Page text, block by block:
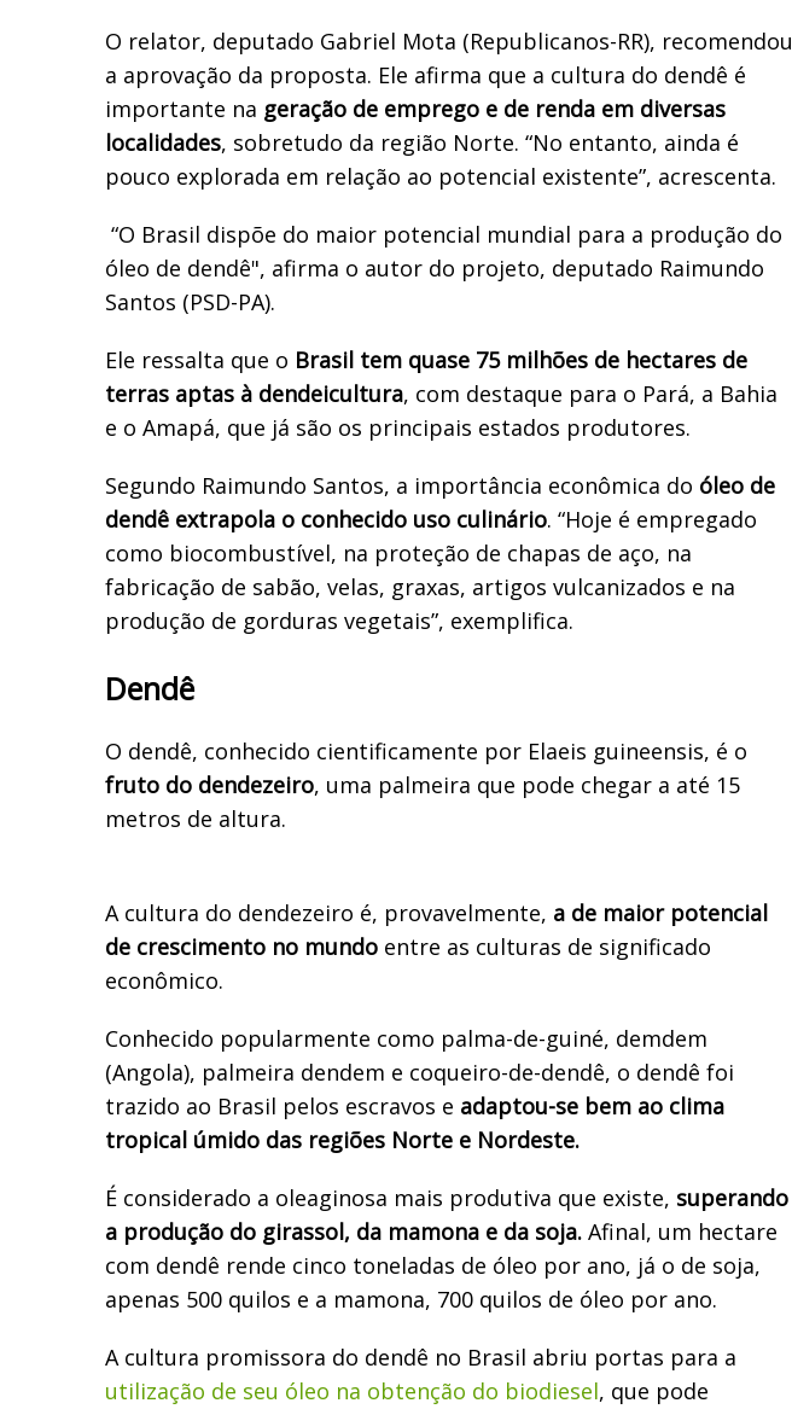
O relator, deputado Gabriel Mota (Republicanos-RR), recomendou
a aprovação da proposta. Ele afirma que a cultura do dendê é
importante na geração de emprego e de renda em diversas
localidades, sobretudo da região Norte. “No entanto, ainda é
pouco explorada em relação ao potencial existente”, acrescenta.
“O Brasil dispõe do maior potencial mundial para a produção do
óleo de dendê", afirma o autor do projeto, deputado Raimundo
Santos (PSD-PA).
Ele ressalta que o Brasil tem quase 75 milhões de hectares de
terras aptas à dendeicultura, com destaque para o Pará, a Bahia
e o Amapá, que já são os principais estados produtores.
Segundo Raimundo Santos, a importância econômica do óleo de
dendê extrapola o conhecido uso culinário. “Hoje é empregado
como biocombustível, na proteção de chapas de aço, na
fabricação de sabão, velas, graxas, artigos vulcanizados e na
produção de gorduras vegetais”, exemplifica.
Dendê
O dendê, conhecido cientificamente por Elaeis guineensis, é o
fruto do dendezeiro, uma palmeira que pode chegar a até 15
metros de altura.
A cultura do dendezeiro é, provavelmente, a de maior potencial
de crescimento no mundo entre as culturas de significado
econômico.
Conhecido popularmente como palma-de-guiné, demdem
(Angola), palmeira dendem e coqueiro-de-dendê, o dendê foi
trazido ao Brasil pelos escravos e adaptou-se bem ao clima
tropical úmido das regiões Norte e Nordeste.
É considerado a oleaginosa mais produtiva que existe, superando
a produção do girassol, da mamona e da soja. Afinal, um hectare
com dendê rende cinco toneladas de óleo por ano, já o de soja,
apenas 500 quilos e a mamona, 700 quilos de óleo por ano.
A cultura promissora do dendê no Brasil abriu portas para a
utilização de seu óleo na obtenção do biodiesel, que pode